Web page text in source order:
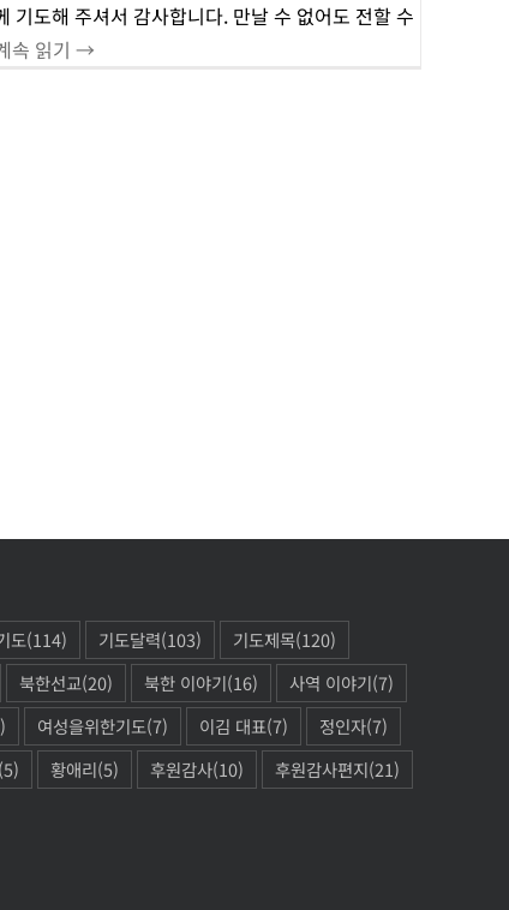
기도해 주셔서 감사합니다. 만날 수 없어도 전할 수
속 읽기 →
도(114) 기도달력(103) 기도제목(120)
북한선교(20) 북한 이야기(16) 사역 이야기(7)
여성을위한기도(7) 이김 대표(7) 정인자(7)
(5) 황애리(5) 후원감사(10) 후원감사편지(21)